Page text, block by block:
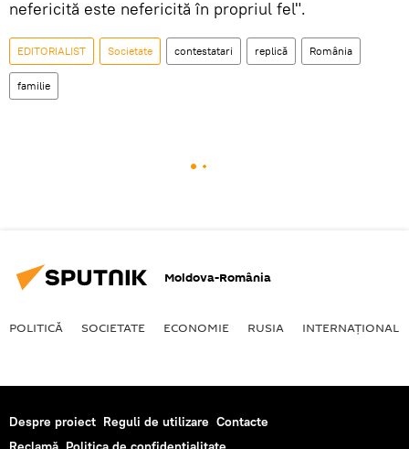
nefericită este nefericită în propriul fel".
EDITORIALIST Societate contestatari replică România
familie
Moldova-România
POLITICĂ SOCIETATE ECONOMIE RUSIA INTERNAŢIONAL
Despre proiect Reguli de utilizare Contacte